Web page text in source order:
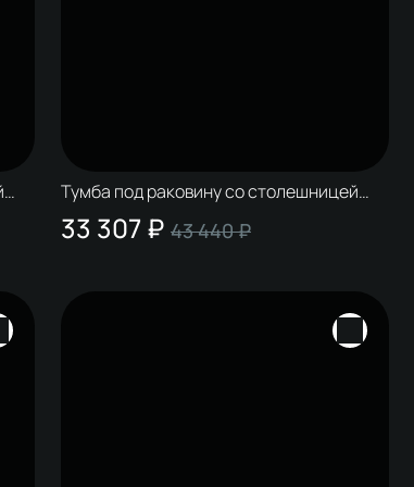
Тумба под раковину со столешницей
STWORKI Колдинг 60 антрацит,
сатиновая светло-серая
33 307 ₽ 43 440 ₽